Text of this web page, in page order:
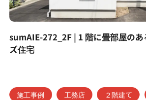
sumAIE-272_2F | 1 階に畳部屋のあ
ズ住宅
施工事例 工務店 ２階建て